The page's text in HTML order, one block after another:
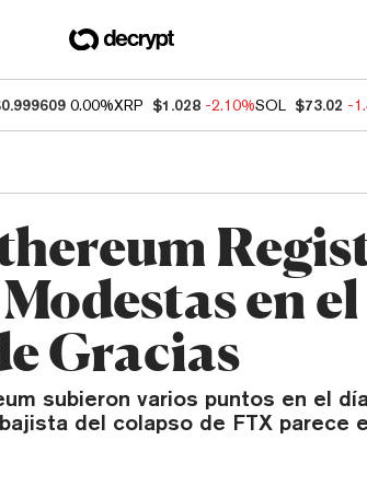
0.00%XRP $1.028 -2.10%SOL $73.02 -
en
Gracias
subieron varios puntos en el
del colapso de FTX parece